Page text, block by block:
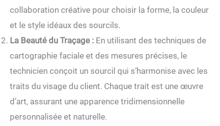
collaboration créative pour choisir la forme, la couleur
et le style idéaux des sourcils.
La Beauté du Traçage : En utilisant des techniques de
cartographie faciale et des mesures précises, le
technicien conçoit un sourcil qui s’harmonise avec les
traits du visage du client. Chaque trait est une œuvre
d’art, assurant une apparence tridimensionnelle
personnalisée et naturelle.